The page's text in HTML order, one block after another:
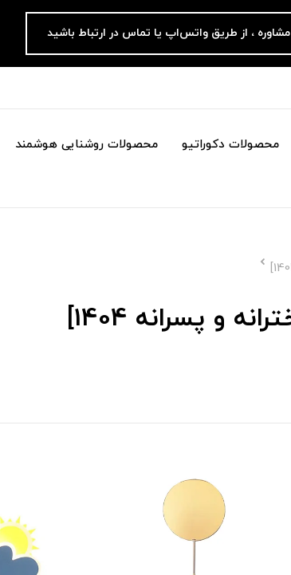
، از طریق واتس‌اپ یا تماس در ارتباط باشید
محصولات دکوراتیو محصولات روشنایی هوشمند
و پسرانه 1404]